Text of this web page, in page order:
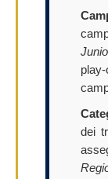
dei